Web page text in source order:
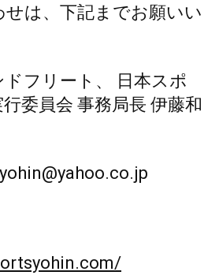
は、下記までお願いい
フリート、 日本スポ
委員会 事務局長 伊藤和